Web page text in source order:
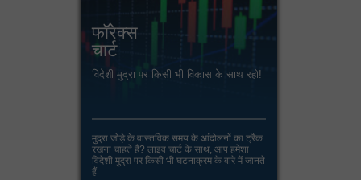
फॉरेक्स
चार्ट
विदेशी मुद्रा पर किसी भी विकास के साथ रहो!
मुद्रा जोड़े के वास्तविक समय के आंदोलनों का ट्रैक
रखना चाहते हैं? लाइव चार्ट के साथ, आप हमेशा
विदेशी मुद्रा पर किसी भी घटनाक्रम के बारे में जानते
हैं